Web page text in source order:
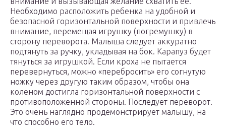
Необходимо расположить ребенка на удобной и
безопасной горизонтальной поверхности и привлечь
внимание, перемещая игрушку (погремушку) в
сторону переворота. Малыша следует аккуратно
подтянуть за ручку, укладывая на бок. Карапуз будет
тянуться за игрушкой. Если кроха не пытается
перевернуться, можно «перебросить» его согнутую
ножку через другую таким образом, чтобы она
коленом достигла горизонтальной поверхности с
противоположенной стороны. Последует переворот.
Это очень наглядно продемонстрирует малышу, на
что способно его тело.